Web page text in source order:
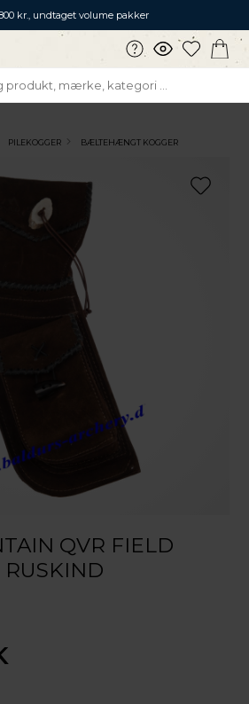
kr., undtaget volume pakker
PILEKOGGER BÆLTEHÆNGT KOGGER
QVR FIELD
RUSKIND